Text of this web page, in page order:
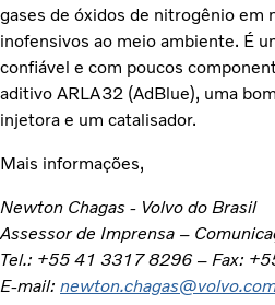
gases de óxidos de nitrogênio em
inofensivos ao meio ambiente. É
confiável e com poucos
aditivo ARLA32 (AdBlue), uma
injetora e um catalisador.
Mais informações,
Newton Chagas - Volvo do Brasil
Assessor de Imprensa –
Tel.: +55 41 3317 8296 – Fax:
E-mail: